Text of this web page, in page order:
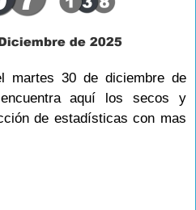
martes 30 de diciembre de
aquí los secos y
de estadísticas con mas